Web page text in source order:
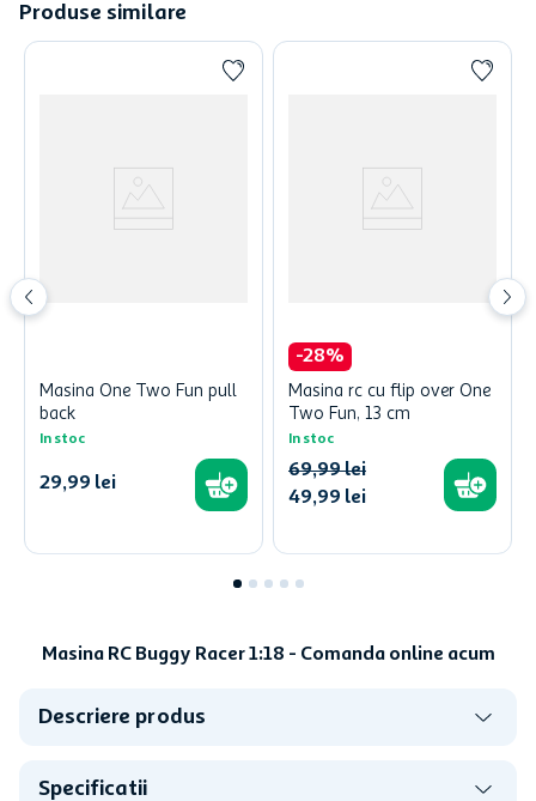
Produse similare
Masina One Two Fun pull
back
In stoc
29,99 lei
-28%
Masina rc cu flip over One
Two Fun, 13 cm
In stoc
49,99 lei
69,99lei
Masina RC Buggy Racer 1:18 - Comanda online acum
Descriere produs
Specificatii